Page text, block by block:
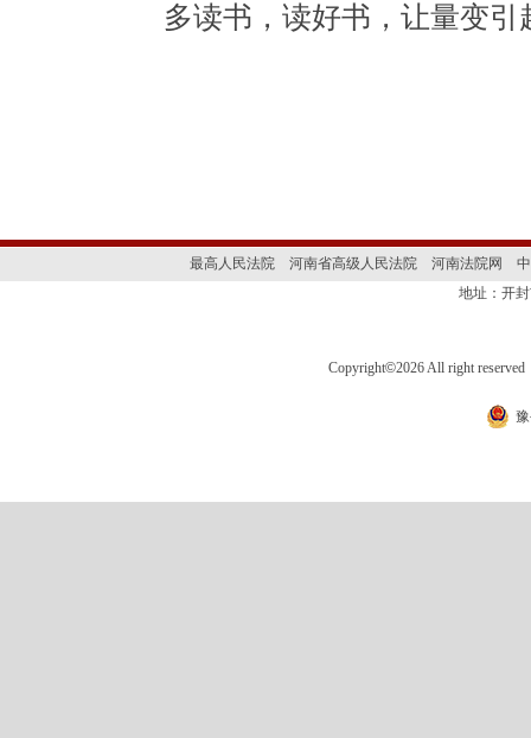
多读书，读好书，让量变引
最高人民法院 河南省高级人民法院 河南法院网
地址：开
Copyright©2026 All right